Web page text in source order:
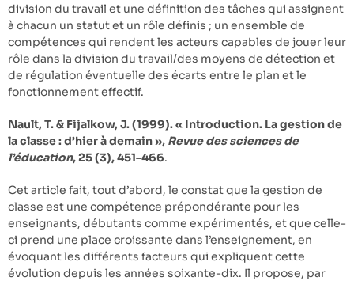
division du travail et une définition des tâches qui assignent
à chacun un statut et un rôle définis ; un ensemble de
compétences qui rendent les acteurs capables de jouer leur
rôle dans la division du travail/des moyens de détection et
de régulation éventuelle des écarts entre le plan et le
fonctionnement effectif.
Nault, T. & Fijalkow, J. (1999). « Introduction. La gestion de
la classe : d’hier à demain », Revue des sciences de
l’éducation, 25 (3), 451–466.
Cet article fait, tout d’abord, le constat que la gestion de
classe est une compétence prépondérante pour les
enseignants, débutants comme expérimentés, et que celle-
ci prend une place croissante dans l’enseignement, en
évoquant les différents facteurs qui expliquent cette
évolution depuis les années soixante-dix. Il propose, par